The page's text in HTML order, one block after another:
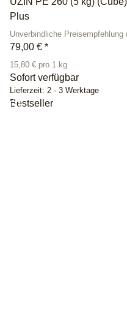
Plus
Unverbindliche
79,00 € *
15,80 € pro 1 kg
Sofort verfügbar
Lieferzeit: 2 - 3 Werktage
Bestseller